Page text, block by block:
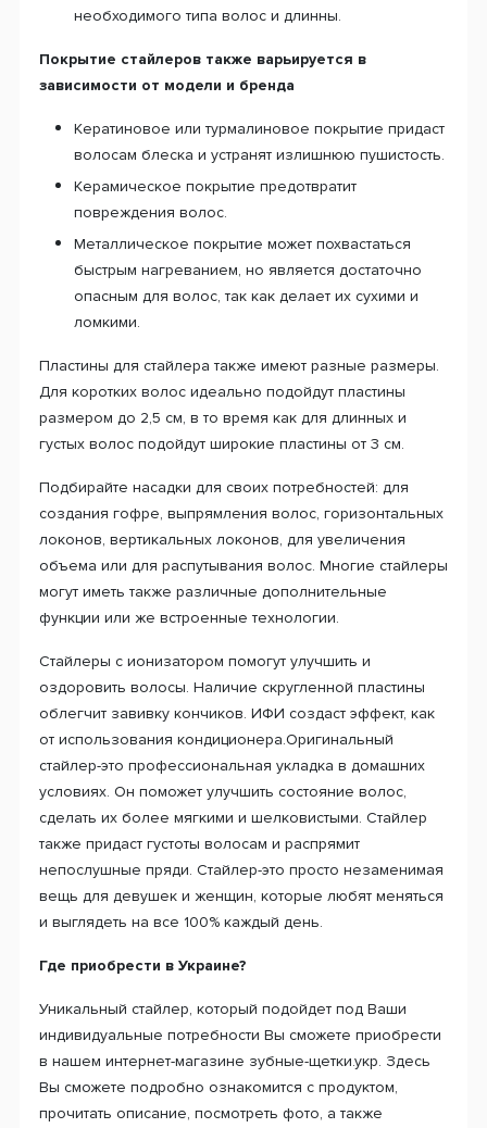
необходимого типа волос и длинны.
Покрытие стайлеров также варьируется в
зависимости от модели и бренда
Кератиновое или турмалиновое покрытие придаст
волосам блеска и устранят излишнюю пушистость.
Керамическое покрытие предотвратит
повреждения волос.
Металлическое покрытие может похвастаться
быстрым нагреванием, но является достаточно
опасным для волос, так как делает их сухими и
ломкими.
Пластины для стайлера также имеют разные размеры.
Для коротких волос идеально подойдут пластины
размером до 2,5 см, в то время как для длинных и
густых волос подойдут широкие пластины от 3 см.
Подбирайте насадки для своих потребностей: для
создания гофре, выпрямления волос, горизонтальных
локонов, вертикальных локонов, для увеличения
объема или для распутывания волос. Многие стайлеры
могут иметь также различные дополнительные
функции или же встроенные технологии.
Стайлеры с ионизатором помогут улучшить и
оздоровить волосы. Наличие скругленной пластины
облегчит завивку кончиков. ИФИ создаст эффект, как
от использования кондиционера.Оригинальный
стайлер-это профессиональная укладка в домашних
условиях. Он поможет улучшить состояние волос,
сделать их более мягкими и шелковистыми. Стайлер
также придаст густоты волосам и распрямит
непослушные пряди. Стайлер-это просто незаменимая
вещь для девушек и женщин, которые любят меняться
и выглядеть на все 100% каждый день.
Где приобрести в Украине?
Уникальный стайлер, который подойдет под Ваши
индивидуальные потребности Вы сможете приобрести
в нашем интернет-магазине зубные-щетки.укр. Здесь
Вы сможете подробно ознакомится с продуктом,
прочитать описание, посмотреть фото, а также